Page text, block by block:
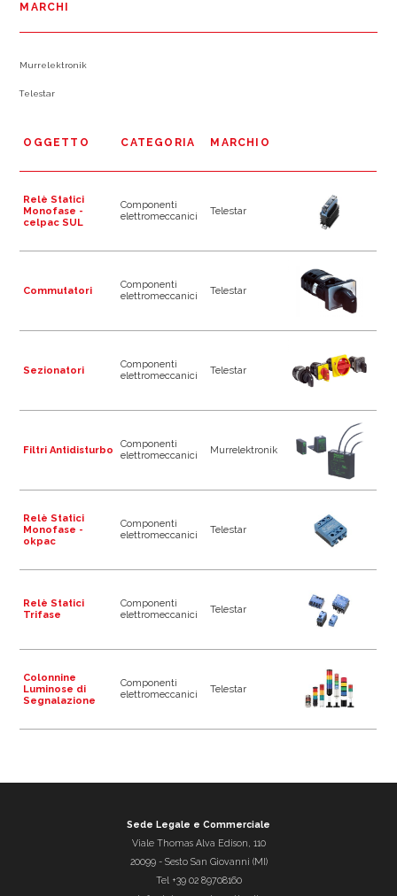
MARCHI
Murrelektronik
Telestar
OGGETTO CATEGORIA MARCHIO
Relè Statici
Monofase -
celpac SUL
Componenti
elettromeccanici
Telestar
Commutatori
Componenti
elettromeccanici
Telestar
Sezionatori
Componenti
elettromeccanici
Telestar
Filtri Antidisturbo
Componenti
elettromeccanici
Murrelektronik
Relè Statici
Monofase -
okpac
Componenti
elettromeccanici
Telestar
Relè Statici
Trifase
Componenti
elettromeccanici
Telestar
Colonnine
Luminose di
Segnalazione
Componenti
elettromeccanici
Telestar
Sede Legale e Commerciale
Viale Thomas Alva Edison, 110
20099- Sesto San Giovanni (MI)
Tel +39 02 89708160